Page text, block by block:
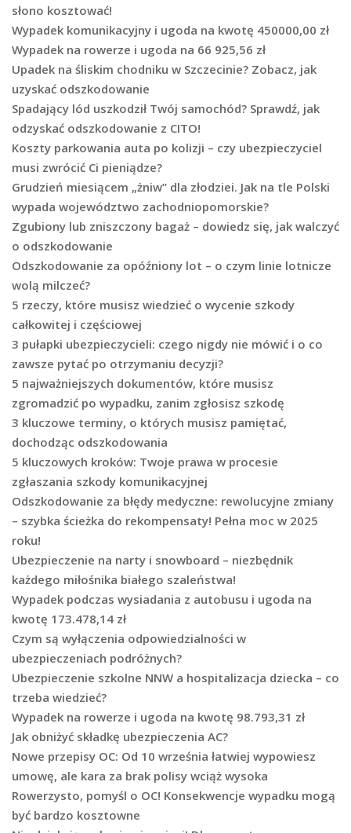
słono kosztować!
Wypadek komunikacyjny i ugoda na kwotę 450000,00 zł
Wypadek na rowerze i ugoda na 66 925,56 zł
Upadek na śliskim chodniku w Szczecinie? Zobacz, jak
uzyskać odszkodowanie
Spadający lód uszkodził Twój samochód? Sprawdź, jak
odzyskać odszkodowanie z CITO!
Koszty parkowania auta po kolizji – czy ubezpieczyciel
musi zwrócić Ci pieniądze?
Grudzień miesiącem „żniw” dla złodziei. Jak na tle Polski
wypada województwo zachodniopomorskie?
Zgubiony lub zniszczony bagaż – dowiedz się, jak walczyć
o odszkodowanie
Odszkodowanie za opóźniony lot – o czym linie lotnicze
wolą milczeć?
5 rzeczy, które musisz wiedzieć o wycenie szkody
całkowitej i częściowej
3 pułapki ubezpieczycieli: czego nigdy nie mówić i o co
zawsze pytać po otrzymaniu decyzji?
5 najważniejszych dokumentów, które musisz
zgromadzić po wypadku, zanim zgłosisz szkodę
3 kluczowe terminy, o których musisz pamiętać,
dochodząc odszkodowania
5 kluczowych kroków: Twoje prawa w procesie
zgłaszania szkody komunikacyjnej
Odszkodowanie za błędy medyczne: rewolucyjne zmiany
– szybka ścieżka do rekompensaty! Pełna moc w 2025
roku!
Ubezpieczenie na narty i snowboard – niezbędnik
każdego miłośnika białego szaleństwa!
Wypadek podczas wysiadania z autobusu i ugoda na
kwotę 173.478,14 zł
Czym są wyłączenia odpowiedzialności w
ubezpieczeniach podróżnych?
Ubezpieczenie szkolne NNW a hospitalizacja dziecka – co
trzeba wiedzieć?
Wypadek na rowerze i ugoda na kwotę 98.793,31 zł
Jak obniżyć składkę ubezpieczenia AC?
Nowe przepisy OC: Od 10 września łatwiej wypowiesz
umowę, ale kara za brak polisy wciąż wysoka
Rowerzysto, pomyśl o OC! Konsekwencje wypadku mogą
być bardzo kosztowne